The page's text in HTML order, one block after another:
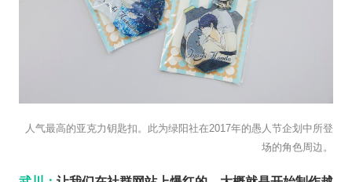
人气最高的亚克力钥匙扣。此为绿阳社在2017年的愚人节企划中所登
场的角色周边。